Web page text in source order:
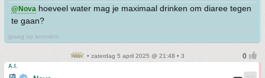
@Nova hoeveel water mag je maximaal drinken om diaree tegen
te gaan?
graag op anoniem
• zaterdag 5 april 2025 @ 21:48 • 3
A.I.